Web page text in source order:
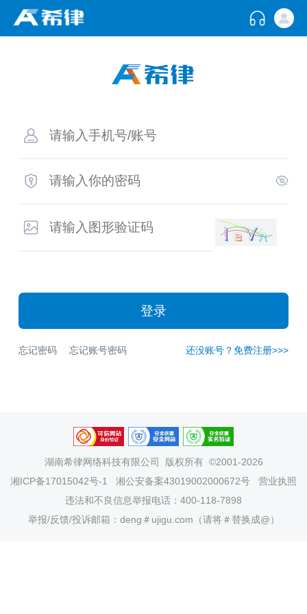
登录
忘记密码 忘记账号密码 还没账号？免费注册>>>
湖南希律网络科技有限公司
版权所有 ©2001-2026
湘ICP备17015042号-1
湘公安备案43019002000672号
营业执照
违法和不良信息举报电话：400-118-7898
举报/反馈/投诉邮箱：deng＃ujigu.com（请将＃替换成@）